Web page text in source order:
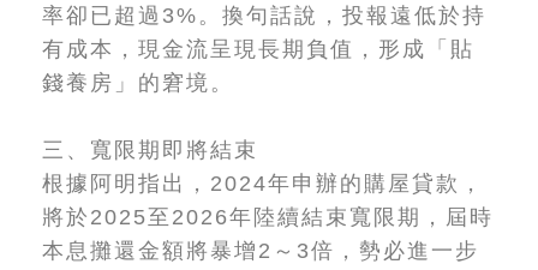
率卻已超過3%。換句話說，投報遠低於持
有成本，現金流呈現長期負值，形成「貼
錢養房」的窘境。
三、寬限期即將結束
根據阿明指出，2024年申辦的購屋貸款，
將於2025至2026年陸續結束寬限期，屆時
本息攤還金額將暴增2～3倍，勢必進一步